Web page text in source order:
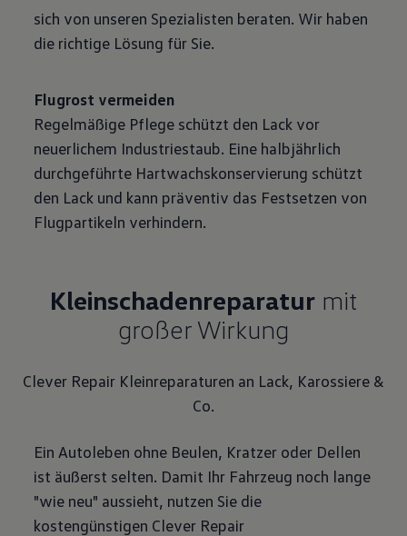
sich von unseren Spezialisten beraten. Wir haben
die richtige Lösung für Sie.
Flugrost vermeiden
Regelmäßige Pflege schützt den Lack vor
neuerlichem Industriestaub. Eine halbjährlich
durchgeführte Hartwachskonservierung schützt
den Lack und kann präventiv das Festsetzen von
Flugpartikeln verhindern.
Kleinschadenreparatur mit
großer Wirkung
Clever Repair Kleinreparaturen an Lack, Karossiere &
Co.
Ein Autoleben ohne Beulen, Kratzer oder Dellen
ist äußerst selten. Damit Ihr Fahrzeug noch lange
"wie neu" aussieht, nutzen Sie die
kostengünstigen Clever Repair